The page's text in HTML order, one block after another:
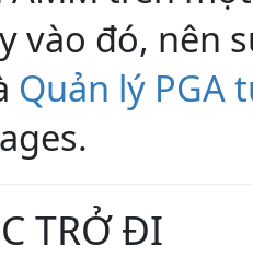
vào đó, nên
Quản lý PGA
TRỞ ĐI